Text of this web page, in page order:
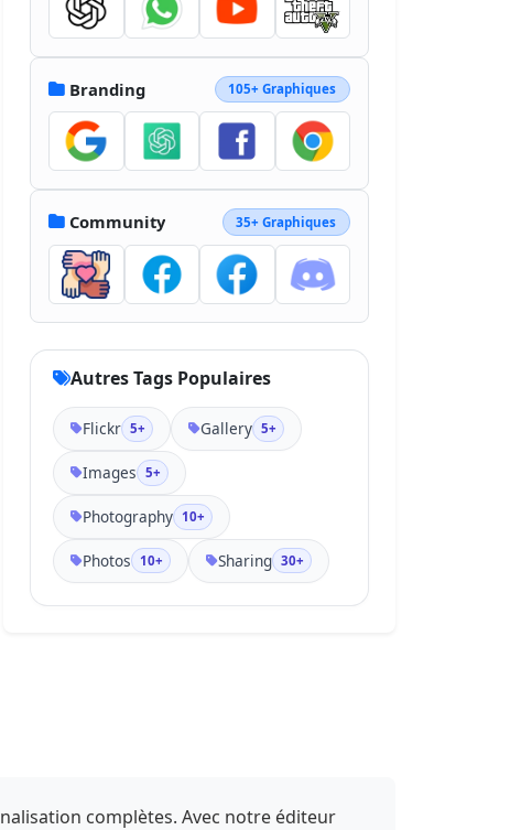
Branding 105+ Graphiques
Community 35+ Graphiques
Autres Tags Populaires
Flickr 5+ Gallery 5+
Images 5+
Photography 10+
Photos 10+ Sharing 30+
complètes. Avec notre éditeur